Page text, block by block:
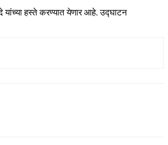
यांच्या हस्ते करण्यात येणार आहे. उद्घाटन